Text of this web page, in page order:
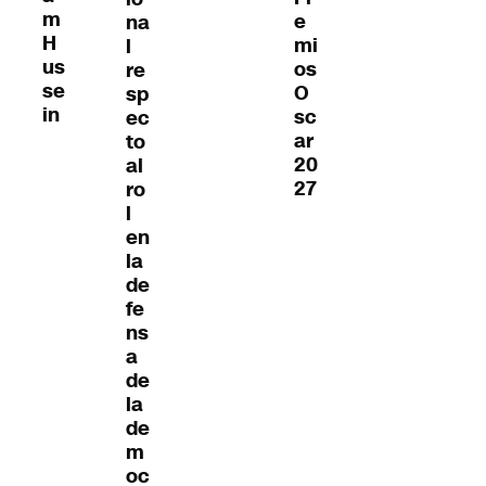
m
H
us
se
in
na
l
re
sp
ec
to
al
ro
l
en
la
de
fe
ns
a
de
la
de
m
oc
e
mi
os
O
sc
ar
20
27